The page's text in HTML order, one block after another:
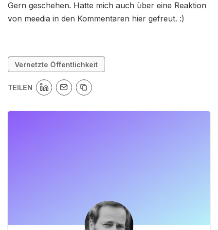
Gern geschehen. Hätte mich auch über eine Reaktion
von meedia in den Kommentaren hier gefreut. :)
Vernetzte Öffentlichkeit
TEILEN